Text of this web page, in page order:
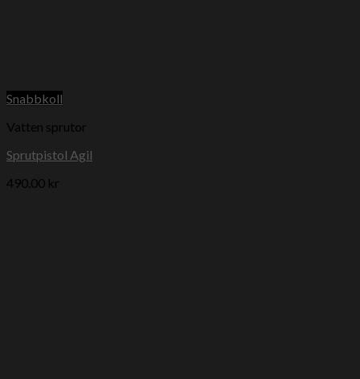
Snabbkoll
Vatten sprutor
Sprutpistol Agil
490.00 kr